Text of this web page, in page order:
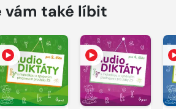
vám také líbit